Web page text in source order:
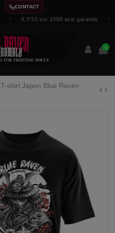
9,7/10 sur 1398 avis garantis
CONTACT
0
T-shirt Japon Blue Raven